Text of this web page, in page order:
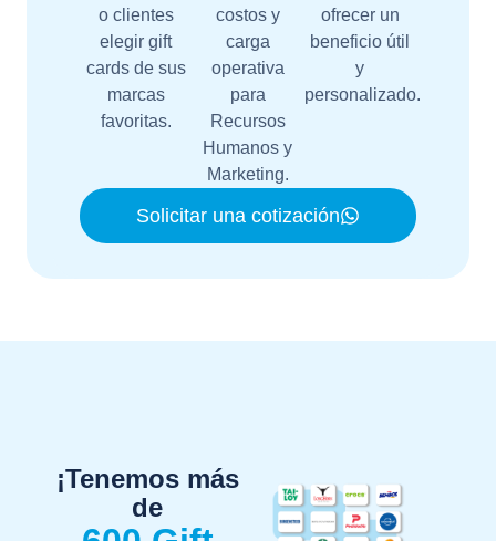
o clientes
elegir gift
cards de sus
marcas
favoritas.
costos y
carga
operativa
para
Recursos
Humanos y
Marketing.
ofrecer un
beneficio útil
y
personalizado.
Solicitar una cotización
¡Tenemos más
de